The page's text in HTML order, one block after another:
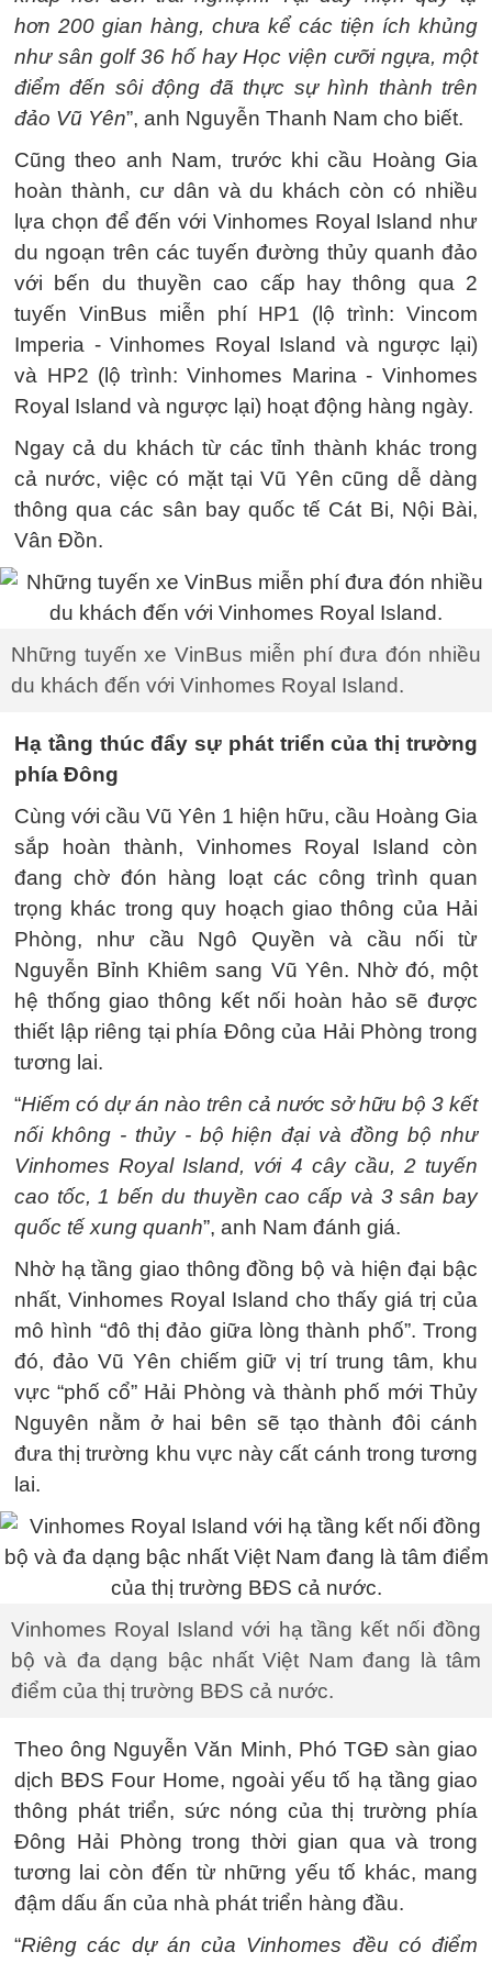
hơn 200 gian hàng, chưa kể các tiện ích khủng
như sân golf 36 hố hay Học viện cưỡi ngựa, một
điểm đến sôi động đã thực sự hình thành trên
đảo Vũ Yên”, anh Nguyễn Thanh Nam cho biết.
Cũng theo anh Nam, trước khi cầu Hoàng Gia
hoàn thành, cư dân và du khách còn có nhiều
lựa chọn để đến với Vinhomes Royal Island như
du ngoạn trên các tuyến đường thủy quanh đảo
với bến du thuyền cao cấp hay thông qua 2
tuyến VinBus miễn phí HP1 (lộ trình: Vincom
Imperia - Vinhomes Royal Island và ngược lại)
và HP2 (lộ trình: Vinhomes Marina - Vinhomes
Royal Island và ngược lại) hoạt động hàng ngày.
Ngay cả du khách từ các tỉnh thành khác trong
cả nước, việc có mặt tại Vũ Yên cũng dễ dàng
thông qua các sân bay quốc tế Cát Bi, Nội Bài,
Vân Đồn.
Những tuyến xe VinBus miễn phí đưa đón nhiều
du khách đến với Vinhomes Royal Island.
Hạ tầng thúc đẩy sự phát triển của thị trường
phía Đông
Cùng với cầu Vũ Yên 1 hiện hữu, cầu Hoàng Gia
sắp hoàn thành, Vinhomes Royal Island còn
đang chờ đón hàng loạt các công trình quan
trọng khác trong quy hoạch giao thông của Hải
Phòng, như cầu Ngô Quyền và cầu nối từ
Nguyễn Bỉnh Khiêm sang Vũ Yên. Nhờ đó, một
hệ thống giao thông kết nối hoàn hảo sẽ được
thiết lập riêng tại phía Đông của Hải Phòng trong
tương lai.
“Hiếm có dự án nào trên cả nước sở hữu bộ 3 kết
nối không - thủy - bộ hiện đại và đồng bộ như
Vinhomes Royal Island, với 4 cây cầu, 2 tuyến
cao tốc, 1 bến du thuyền cao cấp và 3 sân bay
quốc tế xung quanh”, anh Nam đánh giá.
Nhờ hạ tầng giao thông đồng bộ và hiện đại bậc
nhất, Vinhomes Royal Island cho thấy giá trị của
mô hình “đô thị đảo giữa lòng thành phố”. Trong
đó, đảo Vũ Yên chiếm giữ vị trí trung tâm, khu
vực “phố cổ” Hải Phòng và thành phố mới Thủy
Nguyên nằm ở hai bên sẽ tạo thành đôi cánh
đưa thị trường khu vực này cất cánh trong tương
lai.
Vinhomes Royal Island với hạ tầng kết nối đồng
bộ và đa dạng bậc nhất Việt Nam đang là tâm
điểm của thị trường BĐS cả nước.
Theo ông Nguyễn Văn Minh, Phó TGĐ sàn giao
dịch BĐS Four Home, ngoài yếu tố hạ tầng giao
thông phát triển, sức nóng của thị trường phía
Đông Hải Phòng trong thời gian qua và trong
tương lai còn đến từ những yếu tố khác, mang
đậm dấu ấn của nhà phát triển hàng đầu.
“Riêng các dự án của Vinhomes đều có điểm